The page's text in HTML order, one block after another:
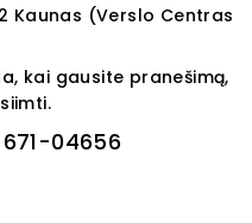
Kaunas (Verslo Centras
kai gausite pranešimą,
04656